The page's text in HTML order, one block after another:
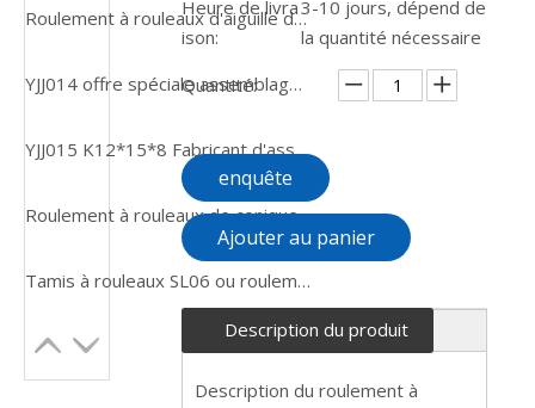
Roulement à rouleaux d'aiguille de cage fendue d'acier inoxydable de la manière K30X46X28 de YJJ008
YJJ014 offre spéciale assemblage de Cage K45x50x17 roulement à aiguilles
YJJ015 K12*15*8 Fabricant d'assemblages de cages Roulement à aiguilles
Roulement à rouleaux de conique FM pour camion ou voiture de voiture URB Rouleau sphérique 22220EK 22226
Tamis à rouleaux SL06 ou roulement à billes à alignement automatique de pompe immergée
Heure de livra
ison:
3-10 jours, dépend de
la quantité nécessaire
Quantité:
enquête
Ajouter au panier
Description du produit
Description du roulement à